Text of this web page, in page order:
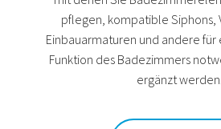
pflegen, kompatible Siphons,
Einbauarmaturen und andere
Funktion des Badezimmers
ergänzt werden.